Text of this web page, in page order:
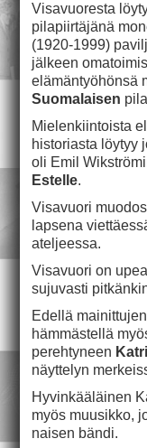
Visavuoresta
pilapiirtäjänä
(1920-1999)
jälkeen
elämäntyöhönsä
Suomalaisen
Mielenkiintoista
historiasta löytyy
oli Emil
Estelle.
Visavuori
lapsena
ateljeessa.
Visavuori on
sujuvasti
Edellä
hämmästellä
perehtyneen
näyttelyn
Hyvinkääläinen
myös muusikko,
naisen bändi.